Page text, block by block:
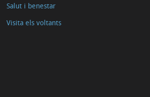
Salut i benestar
Visita els voltants